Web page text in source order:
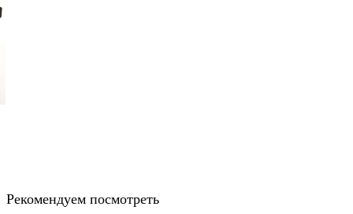
Рекомендуем посмотреть